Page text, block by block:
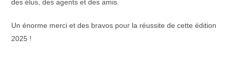
des élus, des agents et des amis.
Un énorme merci et des bravos pour la réussite de cette édition
2025 !